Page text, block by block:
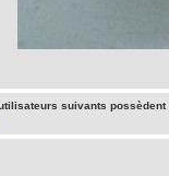
suivants